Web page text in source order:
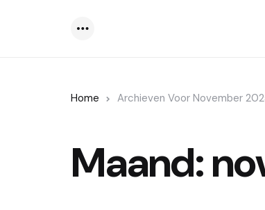
Home Archieven Voor November
Maand: